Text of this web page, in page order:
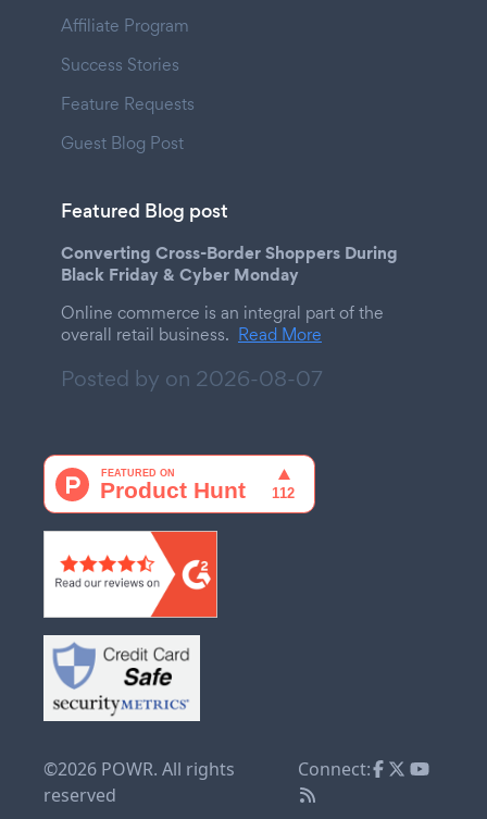
Affiliate Program
Success Stories
Feature Requests
Guest Blog Post
Featured Blog post
Converting Cross-Border Shoppers During
Black Friday & Cyber Monday
Online commerce is an integral part of the
overall retail business. Read More
Posted by on 2026-08-07
©2026 POWR. All rights
reserved
Connect: